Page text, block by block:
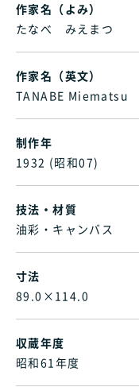
作家名（よみ）
たなべ みえまつ
作家名（英文）
TANABE Miematsu
制作年
1932 (昭和07)
技法・材質
油彩・キャンバス
寸法
89.0×114.0
収蔵年度
昭和61年度